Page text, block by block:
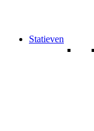
Statieven